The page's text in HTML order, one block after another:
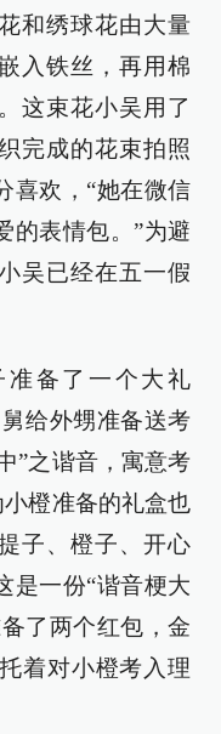
和绣球花由大量
入铁丝，再用棉
这束花小吴用了
完成的花束拍照
喜欢，“她在微信
的表情包。”为避
吴已经在五一假
准备了一个大礼
给外甥准备送考
”之谐音，寓意考
橙准备的礼盒也
子、橙子、开心
是一份“谐音梗大
了两个红包，金
着对小橙考入理